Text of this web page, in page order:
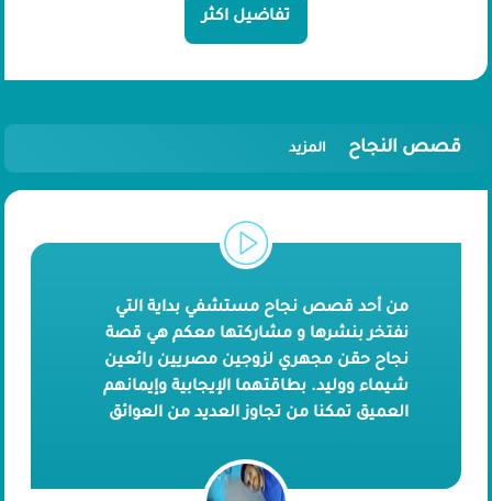
تفاضيل اكثر
قصص النجاح المزيد
من أحد قصص نجاح مستشفي بداية التي
نفتخر بنشرها و مشاركتها معكم هي قصة
نجاح حقن مجهري لزوجين مصريين رائعين
شيماء ووليد. بطاقتهما الإيجابية وإيمانهم
العميق تمكنا من تجاوز العديد من العوائق